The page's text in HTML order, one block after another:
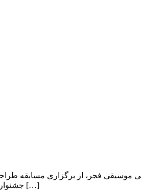
موسیقی فجر، از برگزاری مسابقه
جشنواره بین‌المللی موسیقی فجر، از برگزاری مسابقه طراحی پوستر این دوره و انتشار فراخوان آن خبر داد. امینی با اشاره به جلسه خود […]